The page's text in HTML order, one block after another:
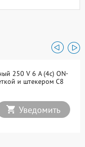
250 V 6 А (4с) ON-
и штекером C8
Уведомить